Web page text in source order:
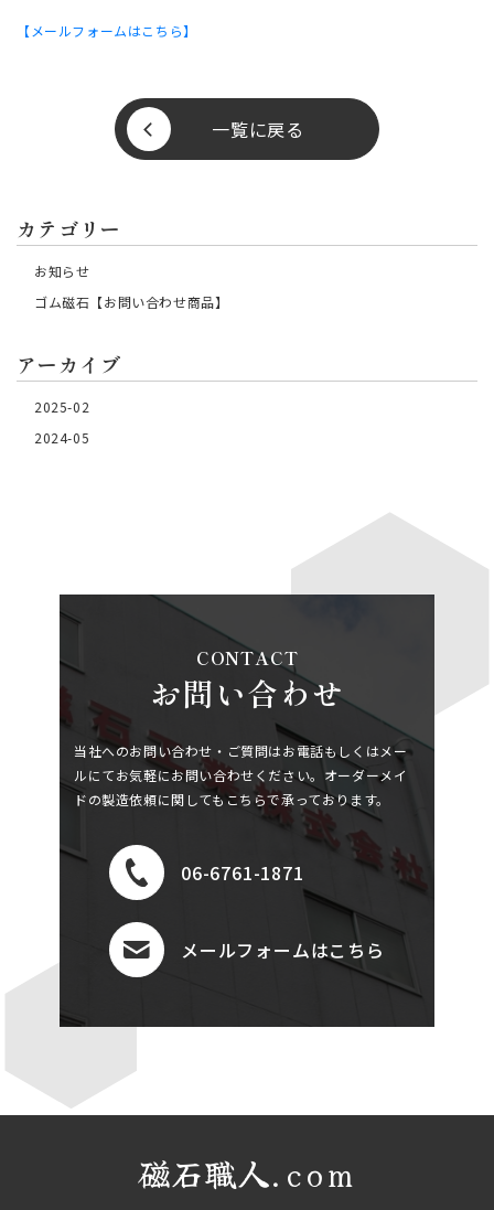
【メールフォームはこちら】
一覧に戻る
カテゴリー
お知らせ
ゴム磁石【お問い合わせ商品】
アーカイブ
2025-02
2024-05
CONTACT
お問い合わせ
当社へのお問い合わせ・ご質問はお電話もしくはメー
ルにてお気軽にお問い合わせください。 オーダーメイ
ドの製造依頼に関してもこちらで承っております。
06-6761-1871
メールフォームはこちら
磁石職人.com